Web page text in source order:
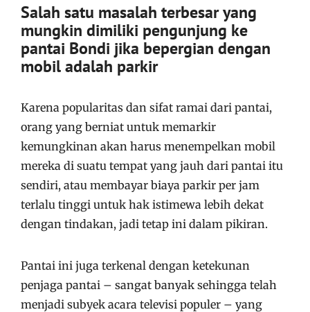
Salah satu masalah terbesar yang
mungkin dimiliki pengunjung ke
pantai Bondi jika bepergian dengan
mobil adalah parkir
Karena popularitas dan sifat ramai dari pantai,
orang yang berniat untuk memarkir
kemungkinan akan harus menempelkan mobil
mereka di suatu tempat yang jauh dari pantai itu
sendiri, atau membayar biaya parkir per jam
terlalu tinggi untuk hak istimewa lebih dekat
dengan tindakan, jadi tetap ini dalam pikiran.
Pantai ini juga terkenal dengan ketekunan
penjaga pantai – sangat banyak sehingga telah
menjadi subyek acara televisi populer – yang